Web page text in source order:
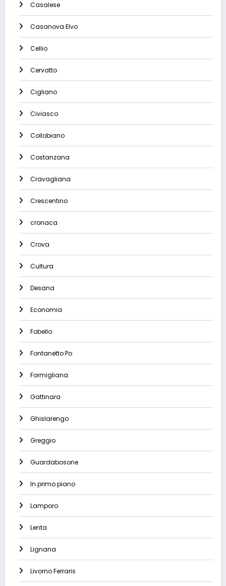
Casalese
Casanova Elvo
Cellio
Cervatto
Cigliano
Civiasco
Collobiano
Costanzana
Cravagliana
Crescentino
cronaca
Crova
Cultura
Desana
Economia
Fobello
Fontanetto Po
Formigliana
Gattinara
Ghislarengo
Greggio
Guardabosone
In primo piano
Lamporo
Lenta
Lignana
Livorno Ferraris